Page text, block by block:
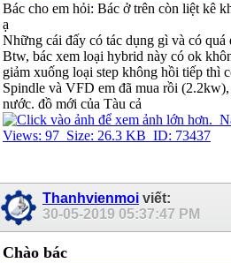
Bác cho em hỏi: Bác ở trên còn liệt kê
ạ
Những cái đấy có tác dụng gì và có quá
Btw, bác xem loại hybrid này có ok
giảm xuống loại step không hồi tiếp thì
Spindle và VFD em đã mua rồi
nước. đồ mới của Tàu cả
Thanhvienmoi viết:
30-05-2019 05:37:47 PM
Chào bác